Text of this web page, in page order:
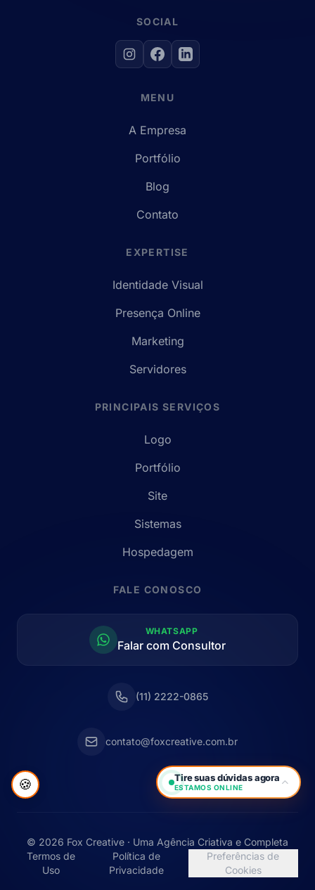
SOCIAL
MENU
A Empresa
Portfólio
Blog
Contato
EXPERTISE
Identidade Visual
Presença Online
Marketing
Servidores
PRINCIPAIS SERVIÇOS
Logo
Portfólio
Site
Sistemas
Hospedagem
FALE CONOSCO
WHATSAPP
Falar com Consultor
(11) 2222-0865
contato@foxcreative.com.br
© 2026 Fox Creative · Uma Agência Criativa e Completa
Termos de
Uso
Política de
Privacidade
Preferências de
Cookies
Tire suas dúvidas agora
ESTAMOS ONLINE
🍪